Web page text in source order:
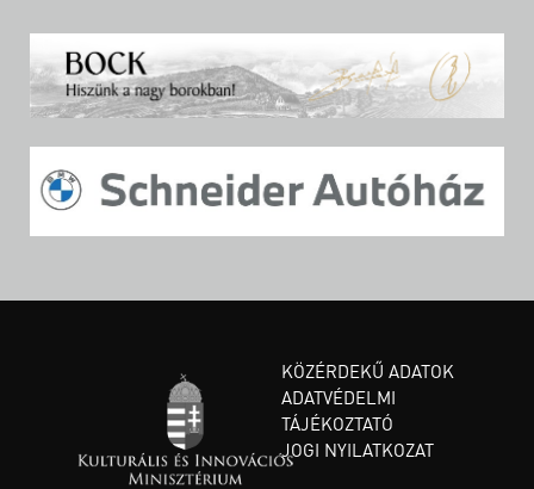
KÖZÉRDEKŰ ADATOK
ADATVÉDELMI
TÁJÉKOZTATÓ
JOGI NYILATKOZAT